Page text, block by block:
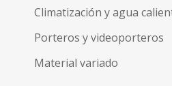
Climatización y agua
Porteros y videoporteros
Material variado